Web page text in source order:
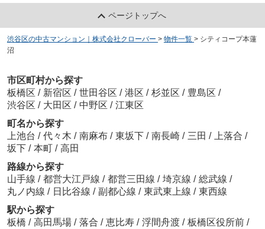
ページトップへ
渋谷区の中古マンション｜株式会社クローバー > 物件一覧 > シティコープ本蓮
沼
市区町村から探す
板橋区 / 新宿区 / 世田谷区 / 港区 / 杉並区 / 豊島区 /
渋谷区 / 大田区 / 中野区 / 江東区
町名から探す
上池台 / 代々木 / 南麻布 / 東坂下 / 南長崎 / 三田 / 上落合 /
坂下 / 本町 / 高田
路線から探す
山手線 / 都営大江戸線 / 都営三田線 / 埼京線 / 総武線 /
丸ノ内線 / 日比谷線 / 副都心線 / 東武東上線 / 東西線
駅から探す
板橋 / 高田馬場 / 落合 / 恵比寿 / 浮間舟渡 / 板橋区役所前 /